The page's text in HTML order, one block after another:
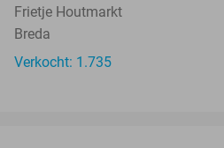
Frietje Houtmarkt
Breda
Verkocht: 1.735